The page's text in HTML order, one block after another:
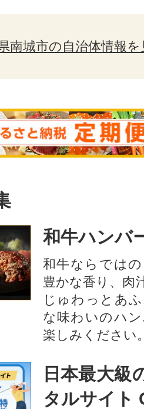
南城市の自治体情報を
和牛ハンバ
和牛ならでは
豊かな香り、肉
じゅわっとあ
な味わいのハ
楽しみください
日本最大級
タルサイト